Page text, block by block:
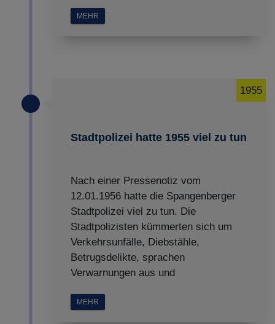
MEHR
Stadtpolizei hatte 1955 viel zu tun
1955
Nach einer Pressenotiz vom
12.01.1956 hatte die Spangenberger
Stadtpolizei viel zu tun. Die
Stadtpolizisten kümmerten sich um
Verkehrsunfälle, Diebstähle,
Betrugsdelikte, sprachen
Verwarnungen aus und
MEHR